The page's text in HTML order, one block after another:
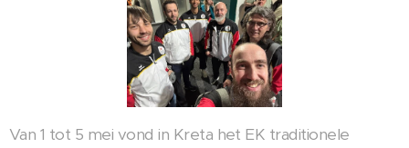
Van 1 tot 5 mei vond in Kreta het EK traditionele